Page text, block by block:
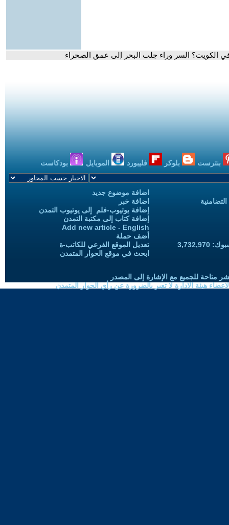
الكويت؟ السر وراء جلب البحر إلى عمق الصحراء
بنترست بلوكر فليبورد الموبايل بودكاست
اضافة موضوع جديد
اضافة خبر
إضافة يوتيوب-فلم إلى يوتيوب التمدن
إضافة كتاب إلى مكتبة التمدن
Add new article - English
أضف حملة
تعديل الموقع الفرعي للكاتب-ة
ابحث في موقع الحوار المتمدن
متاحة للجميع مع الإشارة إلى المصدر
هيئة الادارة لا تعبر بالضرورة عن رأي الحوار المتمدن